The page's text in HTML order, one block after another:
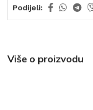
Podijeli:
Više o proizvodu